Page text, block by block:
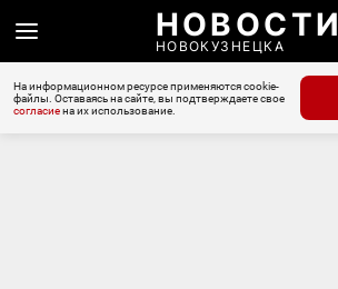
НОВОСТИ
НОВОКУЗНЕЦКА
На информационном ресурсе применяются cookie-
файлы. Оставаясь на сайте, вы подтверждаете свое
согласиена их использование.